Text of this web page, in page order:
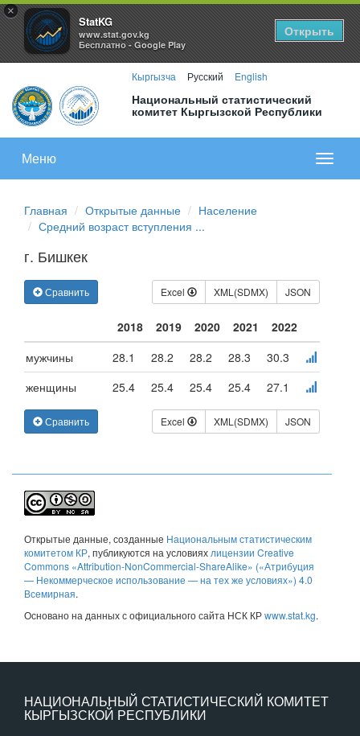
×
StatKG
www.stat.gov.kg
Бесплатно - Google Play
Открыть
Кыргызча Русский English
Национальный статистический
комитет Кыргызской Республики
меню
Меню
Главная Открытые данные
Население
Средний возраст вступления ...
г. Бишкек
Сравнить Excel XML(SDMX) JSON
2018 2019 2020 2021
2022
мужчины
28.1 28.2 28.2 28.3
30.3
женщины
25.4 25.4 25.4 25.4 27.1
Сравнить Excel XML(SDMX) JSON
Открытые данные, созданные Национальным статистическим
комитетом КР, публикуются на условиях лицензии Creative
Commons «Attribution-NonCommercial-ShareAlike» («Атрибуция
— Некоммерческое использование — на тех же условиях») 4.0
Всемирная.
Основано на данных с официального сайта НСК КРwww.stat.kg.
НАЦИОНАЛЬНЫЙ СТАТИСТИЧЕСКИЙ КОМИТЕТ
КЫРГЫЗСКОЙ РЕСПУБЛИКИ